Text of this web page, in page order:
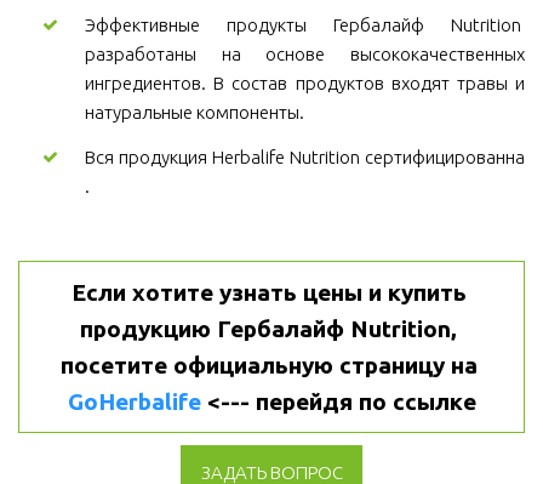
Эффективные продукты Гербалайф Nutrition
разработаны на основе высококачественных
ингредиентов. В состав продуктов входят травы и
натуральные компоненты.
Вся продукция Herbalife Nutrition сертифицированна
.
Если хотите узнать цены и купить
продукцию Гербалайф Nutrition,
GoHerbalife <--- перейдя по ссылке
ЗАДАТЬ ВОПРОС